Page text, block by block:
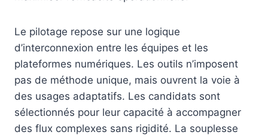
Le pilotage repose sur une logique
d’interconnexion entre les équipes et les
plateformes numériques. Les outils n’imposent
pas de méthode unique, mais ouvrent la voie à
des usages adaptatifs. Les candidats sont
sélectionnés pour leur capacité à accompagner
des flux complexes sans rigidité. La souplesse